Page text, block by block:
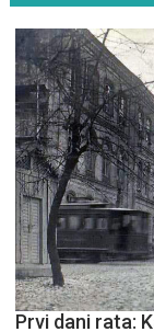
Prvi dani rata: